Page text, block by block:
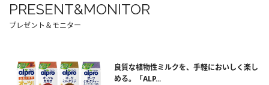
PRESENT&MONITOR
プレゼント＆モニター
良質な植物性ミルクを、手軽においしく楽し
める。「ALP...